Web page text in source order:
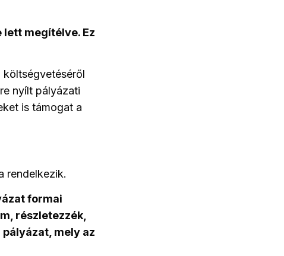
lett megítélve. Ez
nyílt pályázati
is támogat a
rendelkezik.
formai
részletezzék,
mely az